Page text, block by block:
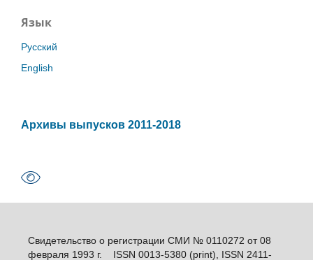
Язык
Русский
English
Архивы выпусков 2011-2018
Свидетельство о регистрации СМИ № 0110272 от 08
февраля 1993 г. ISSN 0013-5380 (print), ISSN 2411-